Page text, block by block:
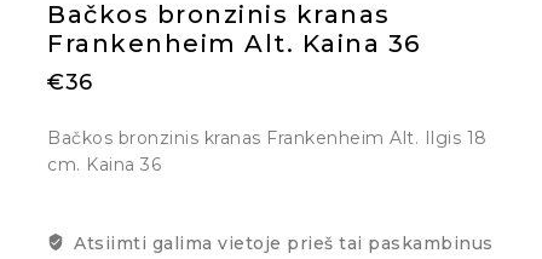
Bačkos bronzinis kranas
Frankenheim Alt. Kaina 36
€36
Bačkos bronzinis kranas Frankenheim Alt. Ilgis 18
cm. Kaina 36
Atsiimti galima vietoje prieš tai paskambinus